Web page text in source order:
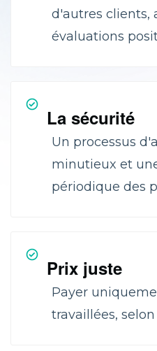
d'autres clients,
évaluations
La sécurité
Un processus
minutieux et
périodique des
Prix juste
Payer
travaillées,